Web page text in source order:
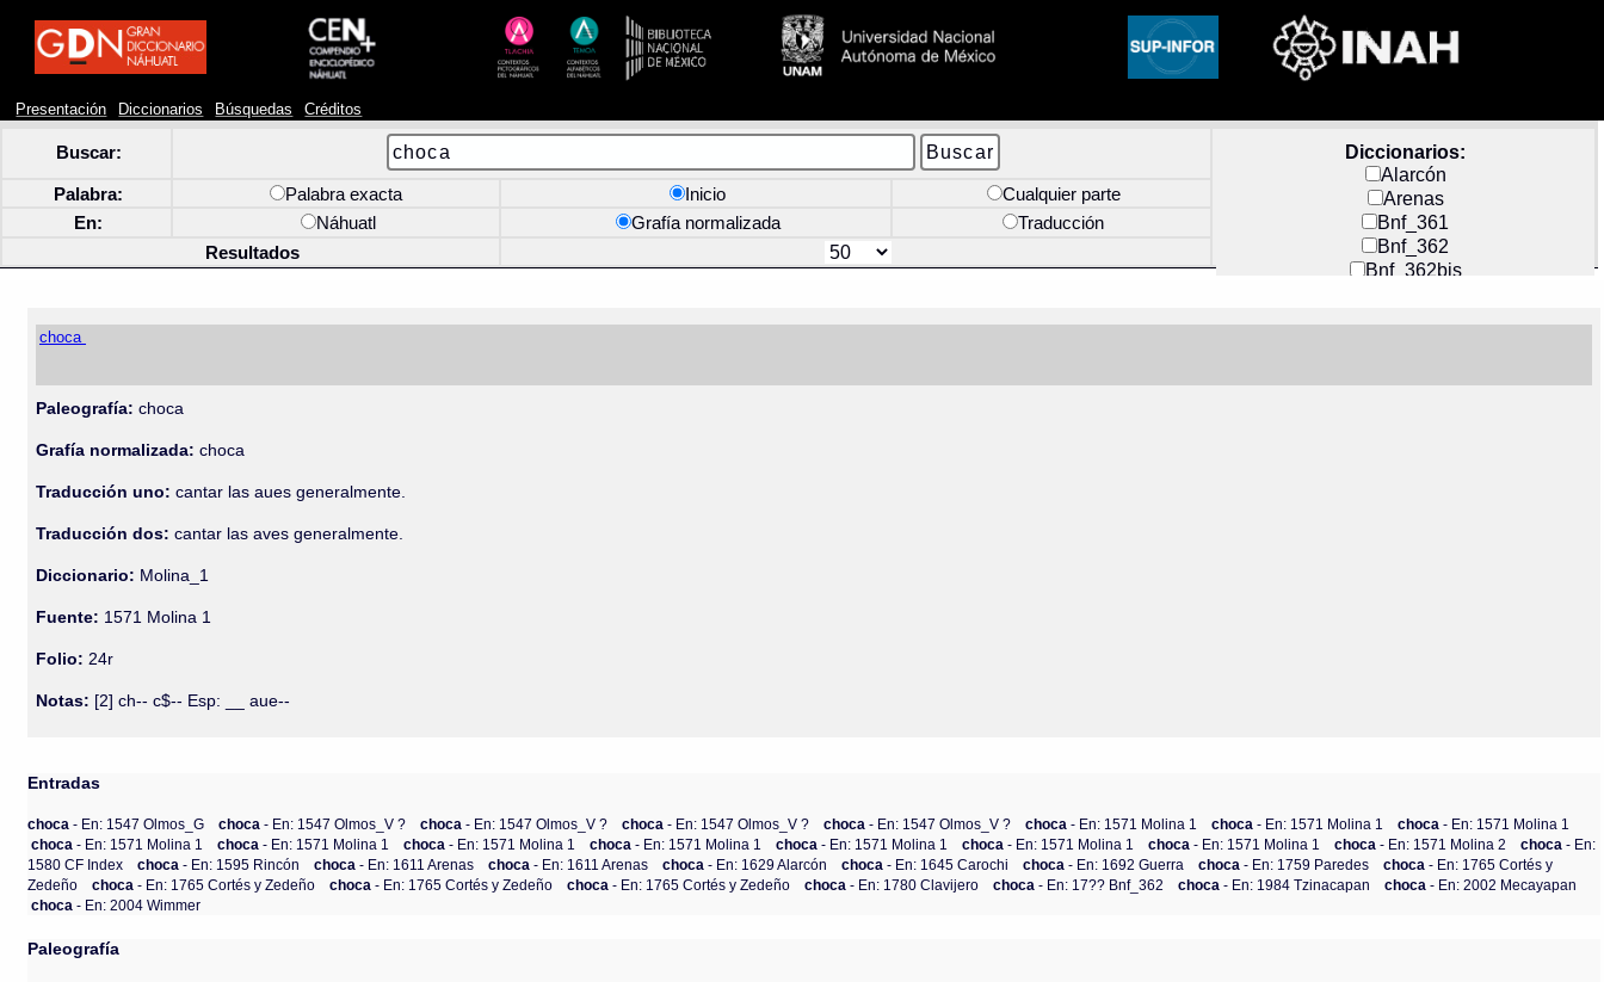
Presentación Diccionarios Búsquedas Créditos
Buscar:
Diccionarios:
Alarcón
Arenas
Bnf_361
Bnf_362
Bnf_362bis
Docs_México
Palabra: Palabra exacta Inicio
Cualquier parte
En:
Náhuatl Grafía normalizada
Traducción
Resultados
choca
Paleografía: choca
Grafía normalizada: choca
Traducción uno: cantar las aues generalmente.
Traducción dos: cantar las aves generalmente.
Diccionario: Molina_1
Fuente: 1571 Molina 1
Folio: 24r
Notas: [2] ch-- c$-- Esp: __ aue--
Entradas
choca- En: 1547 Olmos_G choca- En: 1547 Olmos_V ? choca- En: 1547 Olmos_V ? choca- En: 1547 Olmos_V ? choca- En: 1547 Olmos_V ? choca- En: 1571 Molina 1 choca- En: 1571 Molina 1 choca- En: 1571 Molina 1
choca- En: 1571 Molina 1 choca- En: 1571 Molina 1 choca- En: 1571 Molina 1 choca- En: 1571 Molina 1 choca- En: 1571 Molina 1 choca- En: 1571 Molina 1 choca- En: 1571 Molina 1 choca- En: 1571 Molina 2 choca- En:
1580 CF Index
choca- En: 1595 Rincón choca- En: 1611 Arenas choca- En: 1611 Arenas choca- En: 1629 Alarcón choca- En: 1645 Carochi choca- En: 1692 Guerra choca- En: 1759 Paredes choca- En: 1765 Cortés y
Zedeño
choca- En: 1765 Cortés y Zedeño choca- En: 1765 Cortés y Zedeño choca- En: 1765 Cortés y Zedeño choca- En: 1780 Clavijero choca- En: 17?? Bnf_362 choca- En: 1984 Tzinacapan choca- En: 2002 Mecayapan
choca- En: 2004 Wimmer
Paleografía